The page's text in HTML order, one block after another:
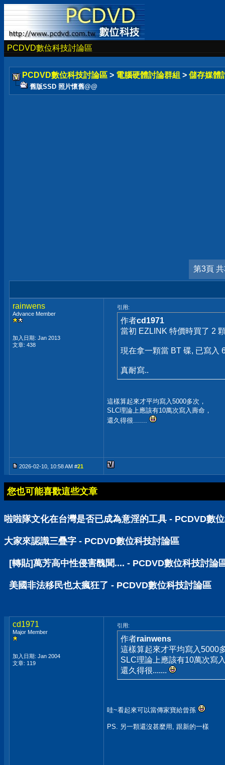
PCDVD數位科技討論區
PCDVD數位科技討論區 > 電腦硬體討論群組 > 儲存媒體
舊版SSD 照片懷舊@@
第3頁
rainwens
Advance Member
加入日期: Jan 2013
文章: 438
引用:
作者cd1971
當初 EZLINK 特價時買了 2
現在拿一顆當 BT 碟, 已寫入
真耐寫..
這樣算起來才平均寫入5000多次，
SLC理論上應該有10萬次寫入壽命，
還久得很.......
2026-02-10, 10:58 AM #21
您也可能喜歡這些文章
啦啦隊文化在台灣是否已成為意淫的工具 - PCDVD數
大家來認識三疊字 - PCDVD數位科技討論區
[轉貼]萬芳高中性侵害醜聞.... - PCDVD數位科技討論
美國非法移民也太瘋狂了 - PCDVD數位科技討論區
cd1971
Major Member
加入日期: Jan 2004
文章: 119
引用:
作者rainwens
這樣算起來才平均寫入5000
SLC理論上應該有10萬次寫
還久得很.......
哇~看起來可以當傳家寶給曾孫
PS. 另一顆還沒甚麼用, 跟新的一樣